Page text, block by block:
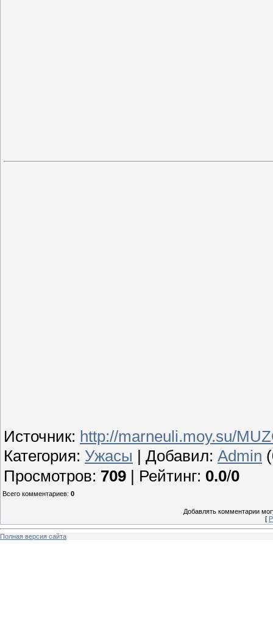
Источник: http://marneuli.moy.su/
Категория: Ужасы Добавил: Admin
Просмотров: 709 Рейтинг: 0.0/0
Всего комментариев: 0
Добавлять комментарии
[
Полная версия сайта